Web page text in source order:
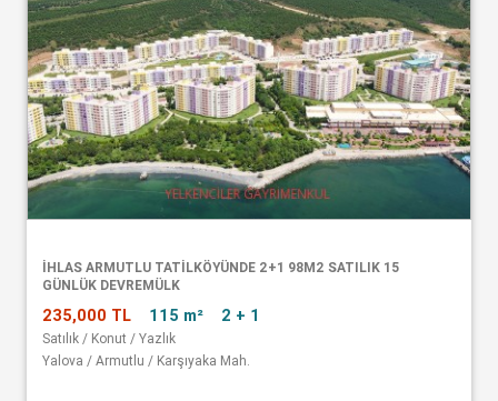
İHLAS ARMUTLU TATİLKÖYÜNDE 2+1 98M2 SATILIK 15
GÜNLÜK DEVREMÜLK
235,000 TL 115 m² 2 + 1
Satılık / Konut / Yazlık
Yalova / Armutlu / Karşıyaka Mah.